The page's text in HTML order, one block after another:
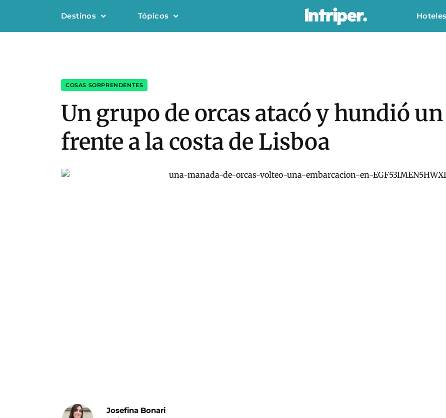
Destinos Tópicos
COSAS SORPRENDENTES
Un grupo de orcas atacó y hundió
frente a la costa de Lisboa
Josefina Bonari